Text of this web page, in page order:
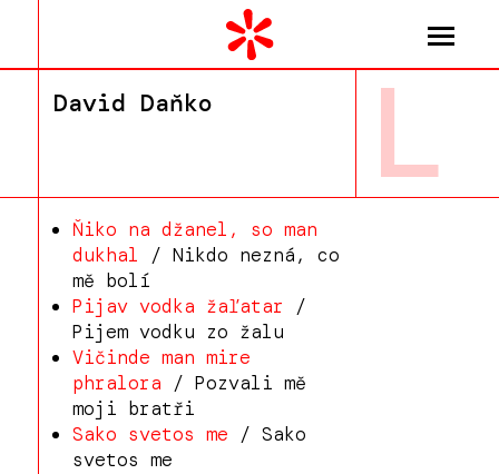
David Daňko L
Ňiko na džanel, so man
dukhal / Nikdo nezná, co
mě bolí
Pijav vodka žaľatar /
Pijem vodku zo žalu
Vičinde man mire
phralora / Pozvali mě
moji bratři
Sako svetos me / Sako
svetos me